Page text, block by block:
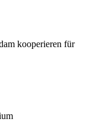
kooperieren für